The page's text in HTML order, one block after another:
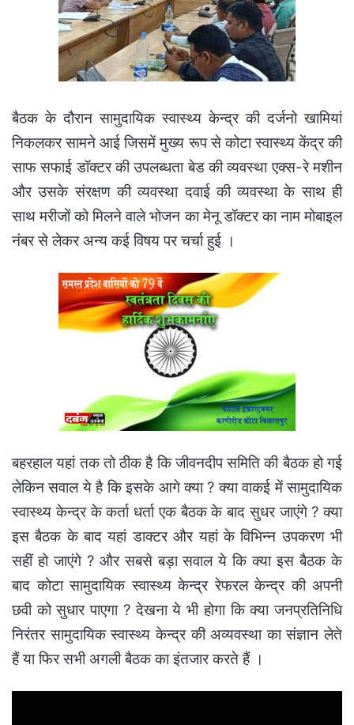
बैठक के दौरान सामुदायिक स्वास्थ्य केन्द्र की दर्जनो खामियां
निकलकर सामने आई जिसमें मुख्य रूप से कोटा स्वास्थ्य केंद्र की
साफ सफाई डॉक्टर की उपलब्धता बेड की व्यवस्था एक्स-रे मशीन
और उसके संरक्षण की व्यवस्था दवाई की व्यवस्था के साथ ही
साथ मरीजों को मिलने वाले भोजन का मेनू डॉक्टर का नाम मोबाइल
नंबर से लेकर अन्य कई विषय पर चर्चा हुई ।
बहरहाल यहां तक तो ठीक है कि जीवनदीप समिति की बैठक हो गई
लेकिन सवाल ये है कि इसके आगे क्या ? क्या वाकई में सामुदायिक
स्वास्थ्य केन्द्र के कर्ता धर्ता एक बैठक के बाद सुधर जाएंगे ? क्या
इस बैठक के बाद यहां डाक्टर और यहां के विभिन्न उपकरण भी
सहीं हो जाएंगे ? और सबसे बड़ा सवाल ये कि क्या इस बैठक के
बाद कोटा सामुदायिक स्वास्थ्य केन्द्र रेफरल केन्द्र की अपनी
छवी को सुधार पाएगा ? देखना ये भी होगा कि क्या जनप्रतिनिधि
निरंतर सामुदायिक स्वास्थ्य केन्द्र की अव्यवस्था का संज्ञान लेते
हैं या फिर सभी अगली बैठक का इंतजार करते हैं ।